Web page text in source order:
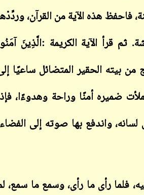
هذه الآية من القرآن،
قرأ الآية الكريمة :الَّذِينَ
من بيته الحقير المتضائل ساعيًا
ضميره أمنًا وراحة وهدوءًا،
واندفع بها صوته إلى
فلما رأى ما رأى، وسمع ما سمع،
ابن أبي صادق
ابن أبي صادق
20 يناير 2024
ابن أبي صادق
05 يناير 2024